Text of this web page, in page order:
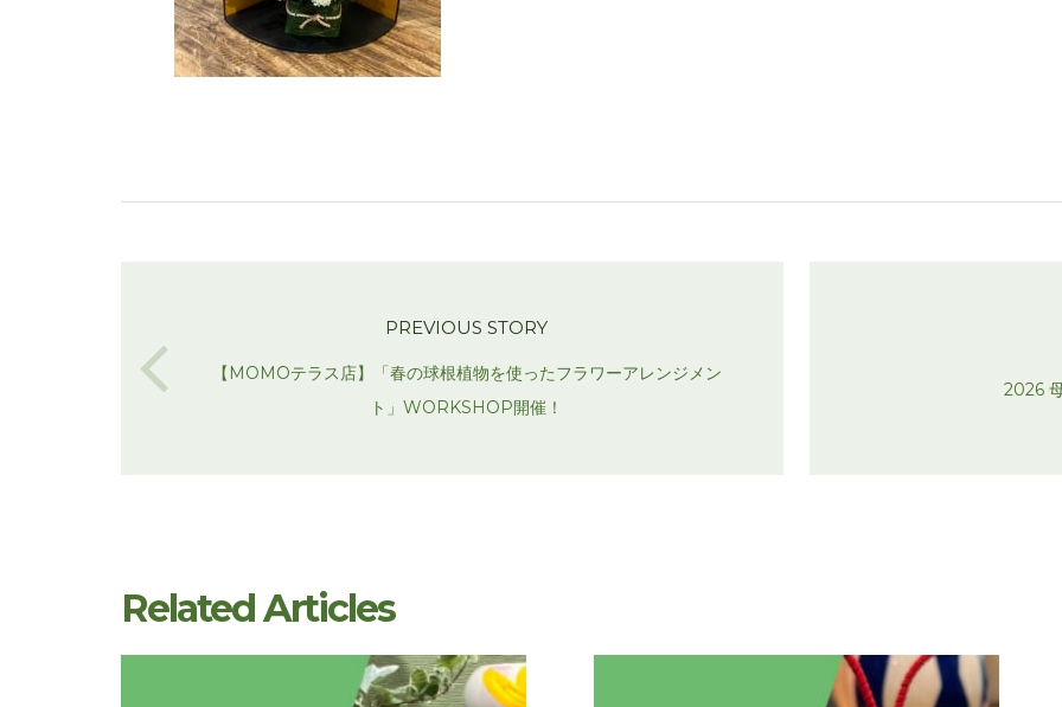
PREVIOUS STORY
【MOMOテラス店】「春の球根植物を使ったフラワーアレンジメン
ト」WORKSHOP開催！
2026
Related Articles